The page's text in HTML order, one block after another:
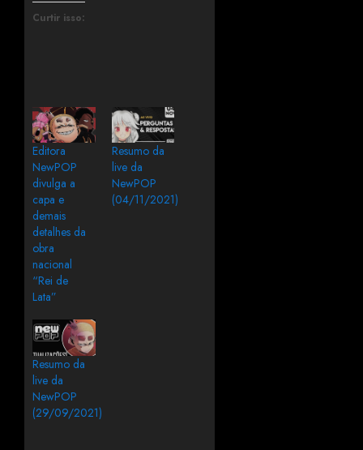
Curtir isso:
Editora
NewPOP
divulga a
capa e
demais
detalhes da
obra
nacional
“Rei de
Lata”
Resumo da
live da
NewPOP
(04/11/2021)
Resumo da
live da
NewPOP
(29/09/2021)